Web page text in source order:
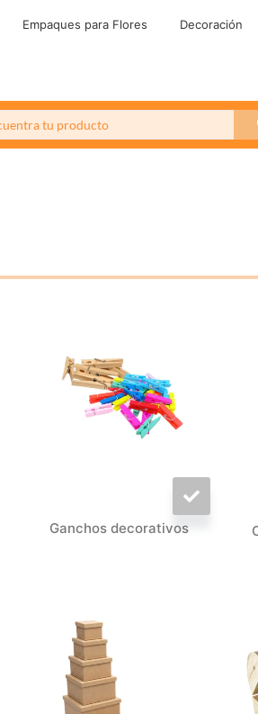
Empaques para Flores Decoración
Ganchos decorativos